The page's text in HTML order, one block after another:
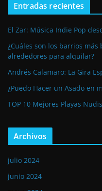
Entradas recientes
El Zar: Música Indie Pop
¿Cuáles son los barrios más
alrededores para alquilar?
Andrés Calamaro: La Gira
¿Puedo Hacer un Asado en
TOP 10 Mejores Playas
Archivos
julio 2024
junio 2024